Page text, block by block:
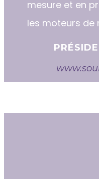
mesure et en
les moteurs de